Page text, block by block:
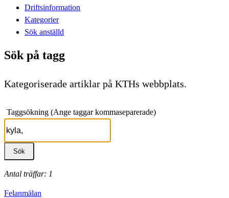
Driftsinformation
Kategorier
Sök anställd
Sök på tagg
Kategoriserade artiklar på KTHs webbplats.
Taggsökning (Ange taggar kommaseparerade)
Antal träffar: 1
Felanmälan